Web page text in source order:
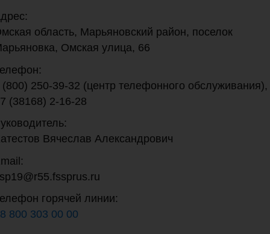
область, Марьяновский район, поселок
Омская улица, 66
(800) 250-39-32 (центр телефонного обслуживания),
(38168) 2-16-28
Вячеслав Александрович
горячей линии:
8 800 303 00 00